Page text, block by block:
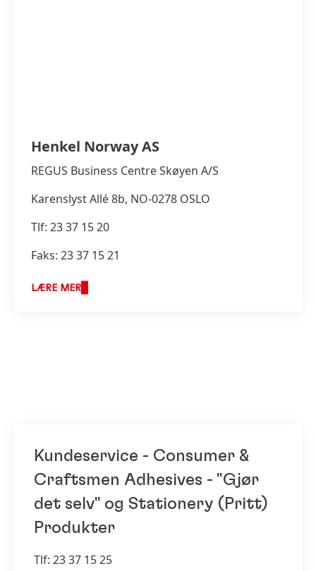
Henkel Norway AS
REGUS Business Centre Skøyen A/S
Karenslyst Allé 8b, NO-0278 OSLO
Tlf: 23 37 15 20
Faks: 23 37 15 21
LÆRE MER
Kundeservice - Consumer &
Craftsmen Adhesives - "Gjør
det selv" og Stationery (Pritt)
Produkter
Tlf: 23 37 15 25